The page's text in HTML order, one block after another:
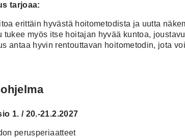
tarjoaa:
erittäin hyvästä hoitometodista ja uutta
tukee myös itse hoitajan hyvää kuntoa,
antaa hyvin rentouttavan hoitometodin, jota
1. / 20.-21.2.2027
perusperiaatteet